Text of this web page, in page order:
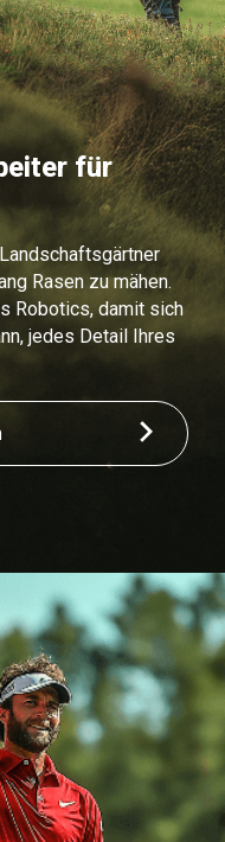
für
Rasen zu mähen.
Robotics, damit sich
jedes Detail Ihres